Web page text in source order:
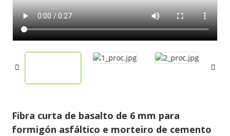
Fibra curta de basalto de 6 mm para
formigón asfáltico e morteiro de cemento